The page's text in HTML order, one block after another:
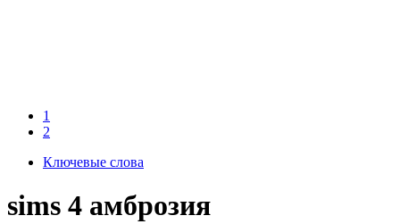
1
2
Ключевые слова
sims 4 амброзия